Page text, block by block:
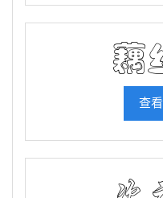
查看